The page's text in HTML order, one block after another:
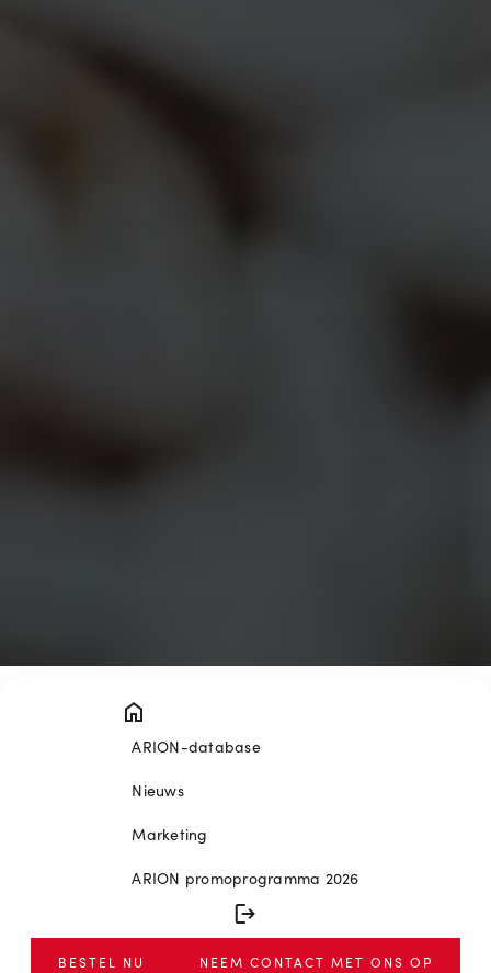
ARION-database
Nieuws
Marketing
ARION promoprogramma 2026
BESTEL NU NEEM CONTACT MET ONS OP